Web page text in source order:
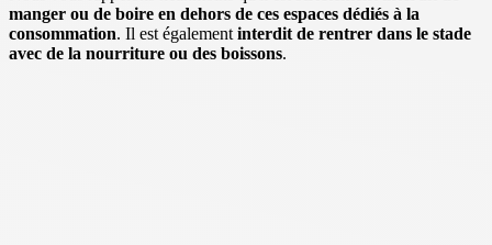
manger ou de boire en dehors de ces espaces dédiés à la
consommation. Il est également interdit de rentrer dans le stade
avec de la nourriture ou des boissons.